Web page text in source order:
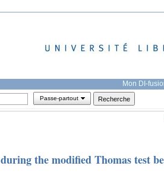
Mon DI-
Passe-partout
the modified Thomas test